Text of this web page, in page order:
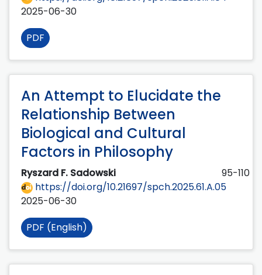
2025-06-30
PDF
An Attempt to Elucidate the
Relationship Between
Biological and Cultural
Factors in Philosophy
Ryszard F. Sadowski
95-110
https://doi.org/10.21697/spch.2025.61.A.05
2025-06-30
PDF (English)